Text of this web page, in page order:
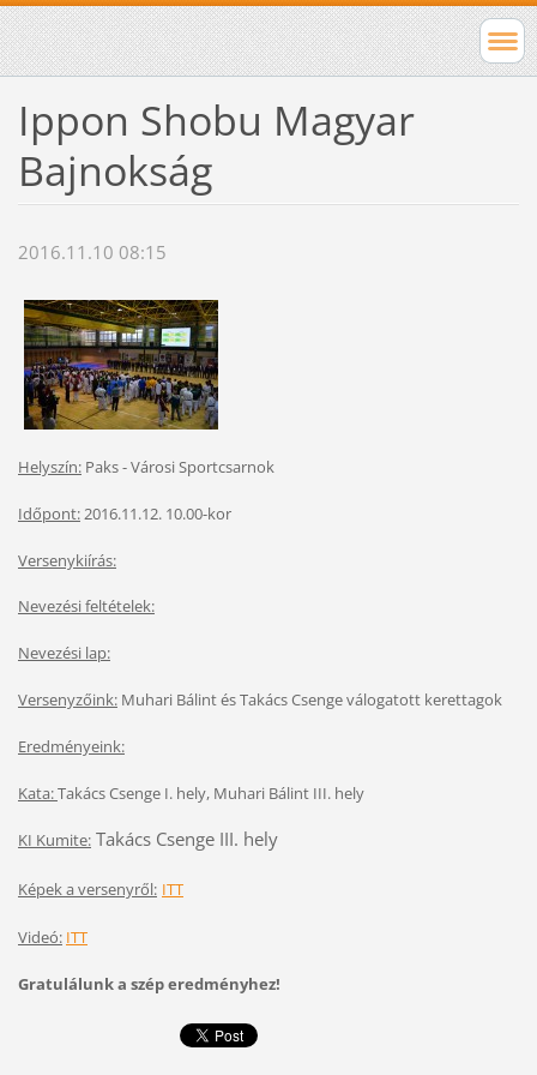
Ippon Shobu Magyar
Bajnokság
2016.11.10 08:15
Helyszín:Paks - Városi Sportcsarnok
Időpont:2016.11.12. 10.00-kor
Versenykiírás:
Nevezési feltételek:
Nevezési lap:
Versenyzőink:Muhari Bálint és Takács Csenge válogatott kerettagok
Eredményeink:
Kata:Takács Csenge I. hely, Muhari Bálint III. hely
KI Kumite:Takács Csenge III. hely
Képek a versenyről: ITT
Videó: ITT
Gratulálunk a szép eredményhez!